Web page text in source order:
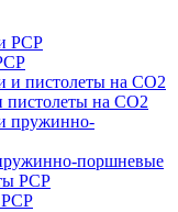
на CO2
поршневые